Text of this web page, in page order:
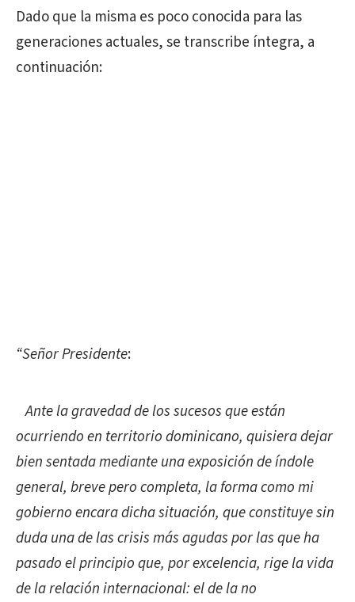
Dado que la misma es poco conocida para las
generaciones actuales, se transcribe íntegra, a
continuación:
“Señor Presidente:
Ante la gravedad de los sucesos que están
ocurriendo en territorio dominicano, quisiera dejar
bien sentada mediante una exposición de índole
general, breve pero completa, la forma como mi
gobierno encara dicha situación, que constituye sin
duda una de las crisis más agudas por las que ha
pasado el principio que, por excelencia, rige la vida
de la relación internacional: el de la no